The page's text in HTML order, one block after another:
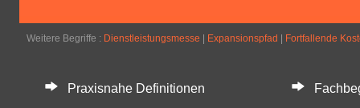
Weitere Begriffe : Dienstleistungsmesse Expansionspfad Fortfallende
Praxisnahe Definitionen